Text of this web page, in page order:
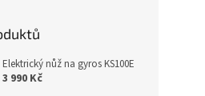
Elektrický nůž na gyros KS100E
3 990 Kč